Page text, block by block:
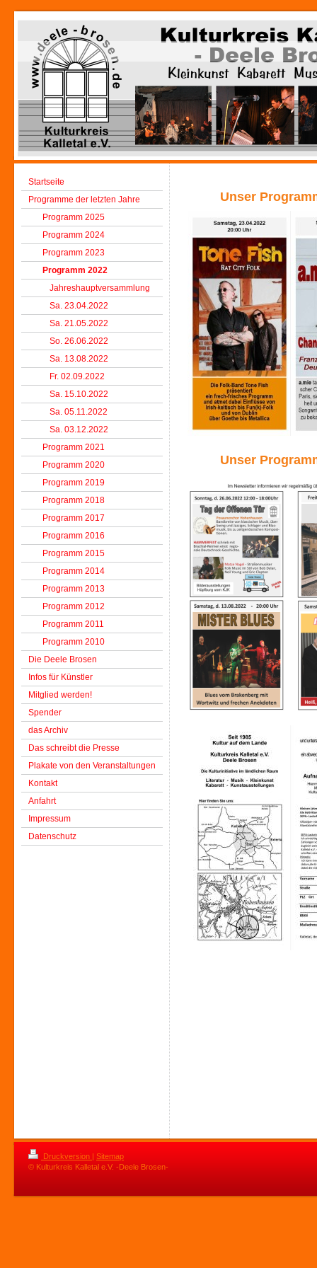
Startseite
Programme der letzten Jahre
Programm 2025
Programm 2024
Programm 2023
Programm 2022
Jahreshauptversammlung
Sa. 23.04.2022
Sa. 21.05.2022
So. 26.06.2022
Sa. 13.08.2022
Fr. 02.09.2022
Sa. 15.10.2022
Sa. 05.11.2022
Sa. 03.12.2022
Programm 2021
Programm 2020
Programm 2019
Programm 2018
Programm 2017
Programm 2016
Programm 2015
Programm 2014
Programm 2013
Programm 2012
Programm 2011
Programm 2010
Die Deele Brosen
Infos für Künstler
Mitglied werden!
Spender
das Archiv
Das schreibt die Presse
Plakate von den Veranstaltungen
Kontakt
Anfahrt
Impressum
Datenschutz
Unser
Unser
Druckversion | Sitemap
© Kulturkreis Kalletal e.V. -Deele Brosen-